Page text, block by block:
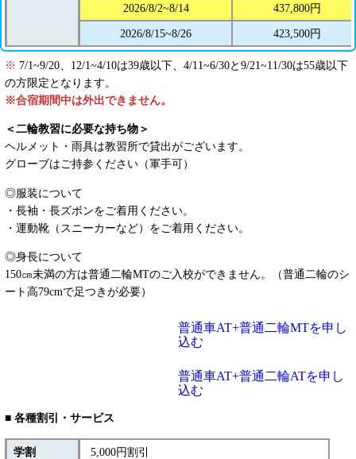
2026/8/2~8/14
437,800円
2026/8/15~8/26
423,500円
※ 7/1~9/20、12/1~4/10は39歳以下、4/11~6/30と9/21~11/30は55歳以下
の方限定となります。
※合宿期間中は外出できません。
＜二輪教習に必要な持ち物＞
ヘルメット・雨具は教習所で貸出がございます。
グローブはご持参ください（軍手可）
◎服装について
・長袖・長ズボンをご着用ください。
・運動靴（スニーカーなど）をご着用ください。
◎身長について
150㎝未満の方は普通二輪MTのご入校ができません。（普通二輪のシ
ート高79cmで足つきが必要）
普通車AT+普通二輪MTを申し
込む
普通車AT+普通二輪ATを申し
込む
■ 各種割引・サービス
学割 5,000円割引